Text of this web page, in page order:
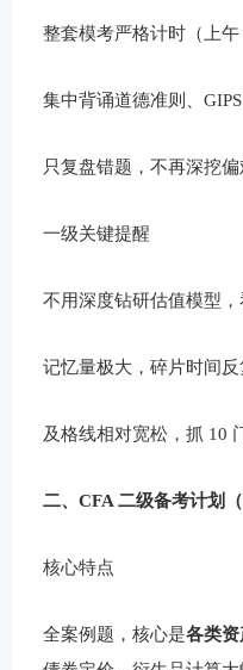
整套模考严格计时（上午
集中背诵道德准则、GIPS
只复盘错题，不再深挖偏
一级关键提醒
不用深度钻研估值模型
记忆量极大，碎片时间反
及格线相对宽松，抓 10
二、CFA 二级备考计划
核心特点
全案例题，核心是各类